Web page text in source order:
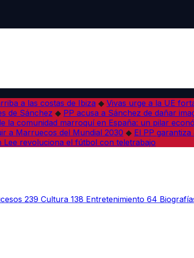
a las costas de Ibiza ◆ Vivas urge a la UE
de Sánchez ◆ PP acusa a Sánchez de dañar
la comunidad marroquí en España: un pilar
a Marruecos del Mundial 2030 ◆ El PP
Lee revoluciona el fútbol con teletrabajo
239 Cultura 138 Entretenimiento 64